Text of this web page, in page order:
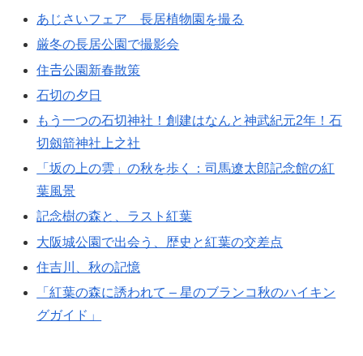
あじさいフェア 長居植物園を撮る
厳冬の長居公園で撮影会
住𠮷公園新春散策
石切の夕日
もう一つの石切神社！創建はなんと神武紀元2年！石
切劔箭神社上之社
「坂の上の雲」の秋を歩く：司馬遼太郎記念館の紅
葉風景
記念樹の森と、ラスト紅葉
大阪城公園で出会う、歴史と紅葉の交差点
住吉川、秋の記憶
「紅葉の森に誘われて – 星のブランコ秋のハイキン
グガイド」